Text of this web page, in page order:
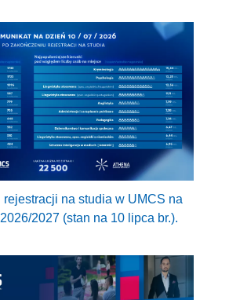
na studia w UMCS na
2027 (stan na 10 lipca br.).